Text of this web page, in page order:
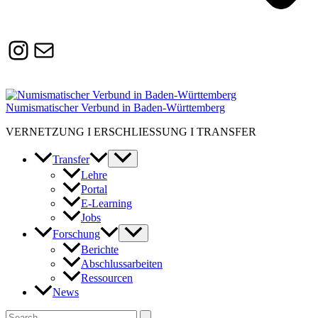
Instagram
Susanne.Boerner@zaw.uni-
heidelberg.de
Numismatischer Verbund in Baden-Württemberg
VERNETZUNG I ERSCHLIESSUNG I TRANSFER
Transfer
Lehre
Portal
E-Learning
Jobs
Forschung
Berichte
Abschlussarbeiten
Ressourcen
News